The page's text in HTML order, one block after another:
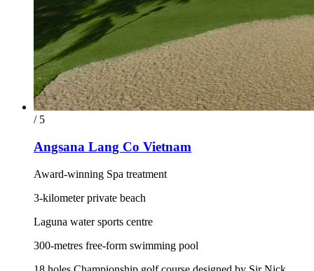
/ 5
Angsana Lang Co Vietnam
Award-winning Spa treatment
3-kilometer private beach
Laguna water sports centre
300-metres free-form swimming pool